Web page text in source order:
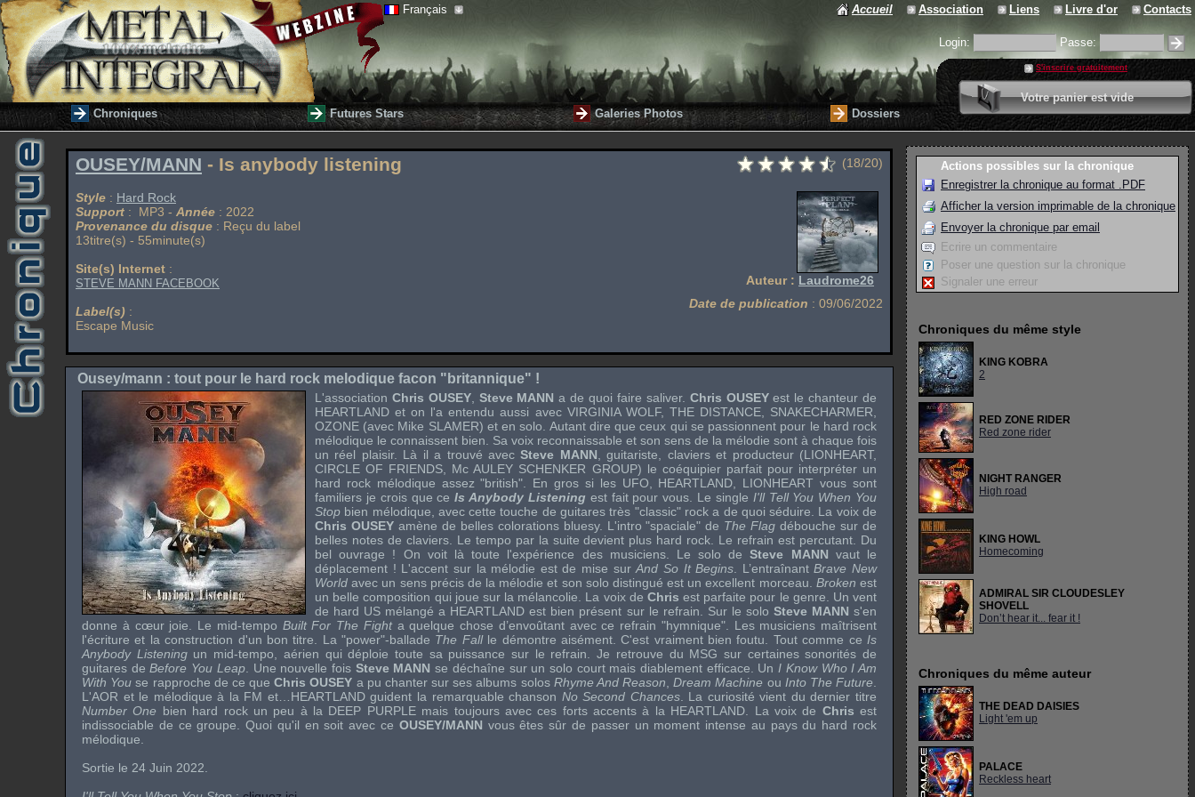
Français Accueil Association Liens Livre d'or Contacts
Login: Passe:
S'inscrire gratuitement
Votre panier est vide
0 article
Valider votre panier
Chroniques Futures Stars Galeries Photos Dossiers
OUSEY/MANN - Is anybody listening
Style : Hard Rock
Support : MP3 - Année : 2022
Provenance du disque : Reçu du label
13titre(s) - 55minute(s)
Site(s) Internet :
STEVE MANN FACEBOOK
Label(s) :
Escape Music
(18/20)
Auteur : Laudrome26
Date de publication : 09/06/2022
Ousey/mann : tout pour le hard rock melodique facon "britannique" !
L'association Chris OUSEY, Steve MANN a de quoi faire saliver. Chris OUSEYest le chanteur de
HEARTLAND et on l'a entendu aussi avec VIRGINIA WOLF, THE DISTANCE, SNAKECHARMER
OZONE (avec Mike SLAMER) et en solo. Autant dire que ceux qui se passionnent pour le hard rock
mélodique le connaissent bien. Sa voix reconnaissable et son sens de la mélodie sont à chaque fois
un réel plaisir. Là il a trouvé avecSteve MANN , guitariste, claviers et producteur (LIONHEART,
CIRCLE OF FRIENDS
Mc AULEY SCHENKER GROUP) le coéquipier parfait pour interpréter un
hard rock mélodique assez "british". En gros si les UFO HEARTLAND LIONHEART vous sont
familiers je crois que ceIs Anybody Listening est fait pour vous. Le single I'll Tell You When You
Stop bien mélodique, avec cette touche de guitares très "classic" rock a de quoi séduire. La voix de
Chris OUSEYamène de belles colorations bluesy. L'intro "spaciale" de The Flag débouche sur de
belles notes de claviers. Le tempo par la suite devient plus hard rock. Le refrain est percutant. Du
bel ouvrage ! On voit là toute l'expérience des musiciens. Le solo deSteve MANN vaut le
déplacement ! L'accent sur la mélodie est de mise surAnd So It Begins . L’entraînantBrave New
World avec un sens précis de la mélodie et son solo distingué est un excellent morceau. Broken est
un belle composition qui joue sur la mélancolie. La voix de Chris est parfaite pour le genre. Un vent
de hard US mélangé a HEARTLAND est bien présent sur le refrain. Sur le solo Steve MANN s'en
donne à cœur joie. Le mid-tempo Built For The Fighta quelque chose d’envoûtant avec ce refrain "hymnique". Les musiciens maîtrisent
l'écriture et la construction d'un bon titre. La "power"-ballade The Fallle démontre aisément. C'est vraiment bien foutu. Tout comme ce Is
Anybody Listeningun mid-tempo, aérien qui déploie toute sa puissance sur le refrain. Je retrouve du MSG sur certaines sonorités de
guitares deBefore You Leap. Une nouvelle fois Steve MANN se déchaîne sur un solo court mais diablement efficace. Un I Know Who I Am
With You se rapproche de ce queChris OUSEY a pu chanter sur ses albums solos Rhyme And Reason ,Dream Machine ou Into The Future
L'AOR et le mélodique à la FM et… HEARTLANDguident la remarquable chanson No Second Chances. La curiosité vient du dernier titre
Number One bien hard rock un peu à la DEEP PURPLEmais toujours avec ces forts accents à la HEARTLAND . La voix de Chris est
indissociable de ce groupe. Quoi qu'il en soit avec ce OUSEY/MANN vous êtes sûr de passer un moment intense au pays du hard rock
mélodique.
Sortie le 24 Juin 2022.
Actions possibles sur la chronique
Enregistrer la chronique au format .PDF
Afficher la version imprimable de la chronique
Envoyer la chronique par email
Ecrire un commentaire
Poser une question sur la chronique
Signaler une erreur
Chroniques du même style
KING KOBRA
2
RED ZONE RIDER
Red zone rider
NIGHT RANGER
High road
KING HOWL
Homecoming
ADMIRAL SIR CLOUDESLEY
SHOVELL
Don’t hear it... fear it !
Chroniques du même auteur
THE DEAD DAISIES
Light 'em up
PALACE
Reckless heart